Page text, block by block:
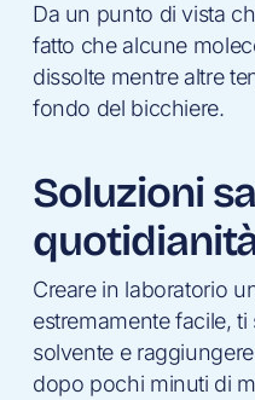
Da un punto di vista
fatto che alcune
dissolte mentre altre
fondo del bicchiere.
Soluzioni
Creare in laboratorio
estremamente facile,
solvente e
dopo pochi minuti di